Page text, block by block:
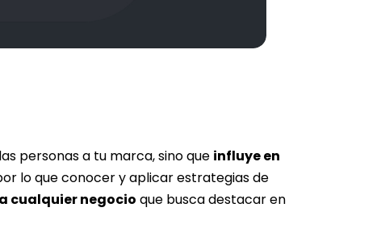
personas a tu marca, sino que influye en
lo que conocer y aplicar estrategias de
cualquier negocio que busca destacar en